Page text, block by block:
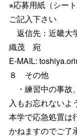
※応募用紙（シー
ご記入下さい
返信先：近畿大
織茂 宛
E-MAIL:
８ その他
・練習中の事故
入もお忘れないよ
本学で応急処置は
かねますのでご了